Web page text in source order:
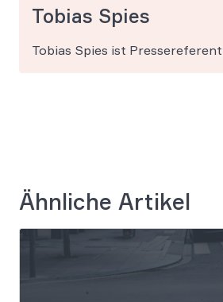
Tobias Spies
Tobias Spies ist Pressereferent
Ähnliche Artikel